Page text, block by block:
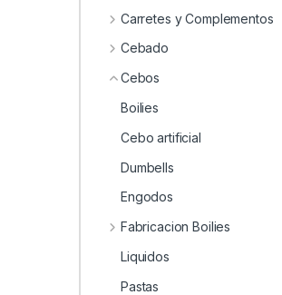
Carretes y Complementos
Cebado
Cebos
Boilies
Cebo artificial
Dumbells
Engodos
Fabricacion Boilies
Liquidos
Pastas